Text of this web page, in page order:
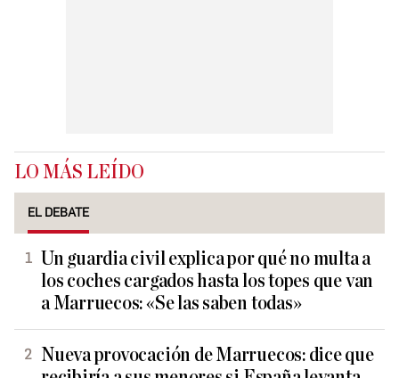
LO MÁS LEÍDO
EL DEBATE
Un guardia civil explica por qué no multa a
los coches cargados hasta los topes que van
a Marruecos: «Se las saben todas»
Nueva provocación de Marruecos: dice que